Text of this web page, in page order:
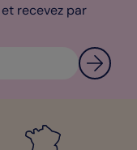
recevez par